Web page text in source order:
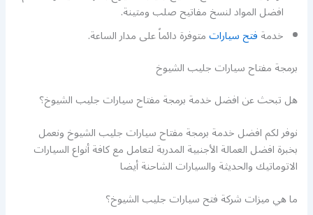
افضل المواد لنسخ مفاتيح صلب ومتينة.
خدمةفتح سياراتمتوفرة دائماً على مدار الساعة.
برمجة مفتاح سيارات جليب الشيوخ
هل تبحث عن افضل خدمة برمجة مفتاح سيارات جليب الشيوخ؟
نوفر لكم افضل خدمة برمجة مفتاح سيارات جليب الشيوخ ونعمل
بخبرة افضل العمالة الأجنبية المدربة لتعامل مع كافة أنواع السيارات
الاتوماتيك والحديثة والسيارات الشاحنة أيضا
ما هي ميزات شركة فتح سيارات جليب الشيوخ؟